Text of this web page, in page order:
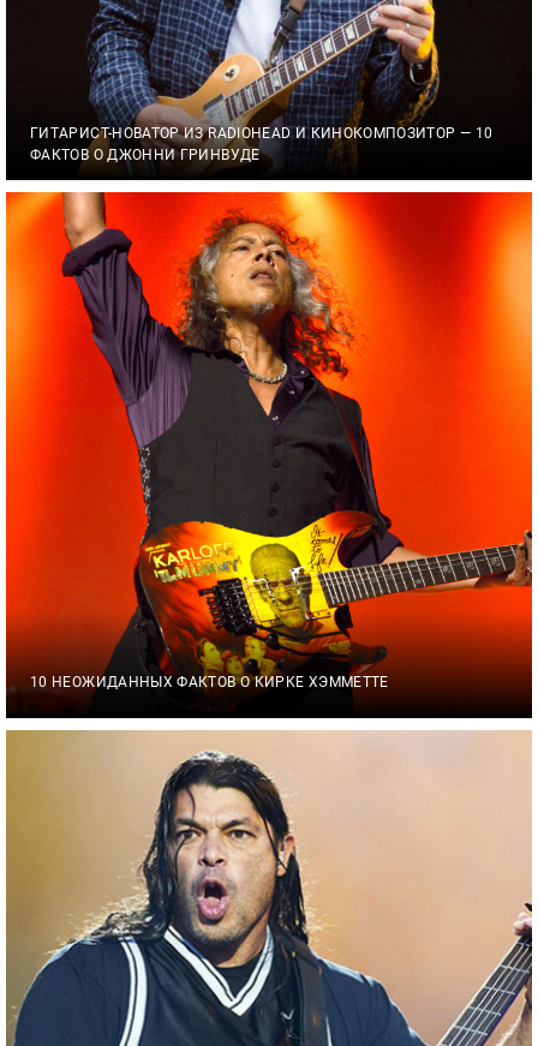
ГИТАРИСТ-НОВАТОР ИЗ RADIOHEAD И КИНОКОМПОЗИТОР — 10
ФАКТОВ О ДЖОННИ ГРИНВУДЕ
10 НЕОЖИДАННЫХ ФАКТОВ О КИРКЕ ХЭММЕТТЕ